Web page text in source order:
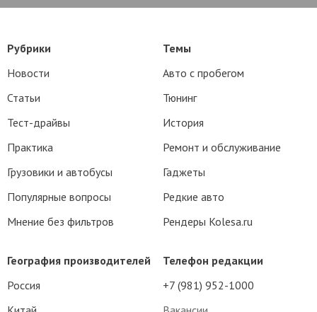
Телефон редакции
+7 (981) 952-1000
Рубрики
Новости
Статьи
Тест-драйвы
Практика
Грузовики и автобусы
Популярные вопросы
Мнение без фильтров
Темы
Авто с пробегом
Тюнинг
История
Ремонт и обслуживание
Гаджеты
Редкие авто
Рендеры Kolesa.ru
География производителей
Россия